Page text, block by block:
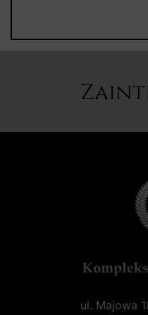
ul. Majowa